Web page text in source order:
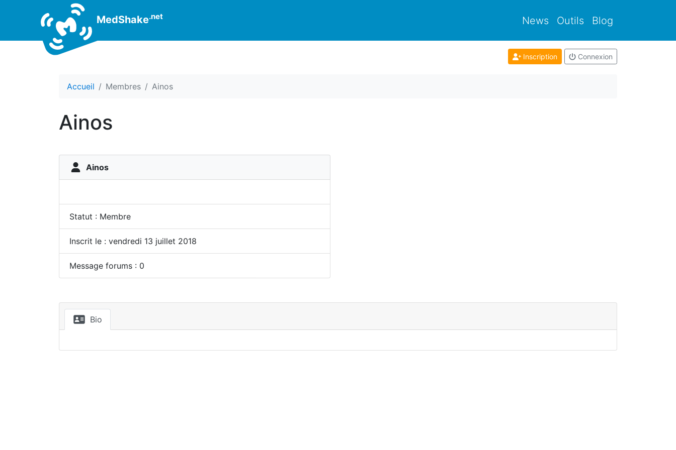
MedShake.net News Outils Blog
Inscription Connexion
Accueil Membres Ainos
Ainos
Ainos
Statut : Membre
Inscrit le : vendredi 13 juillet 2018
Message forums : 0
Bio